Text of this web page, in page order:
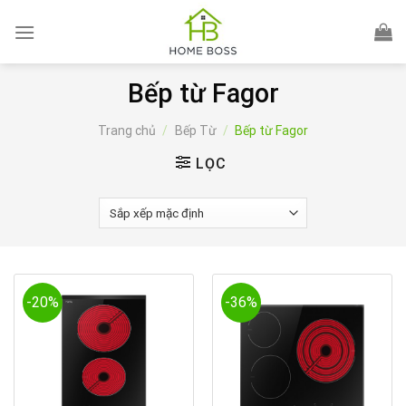
Bếp từ Fagor
Trang chủ / Bếp Từ / Bếp từ Fagor
LỌC
-20% -36%